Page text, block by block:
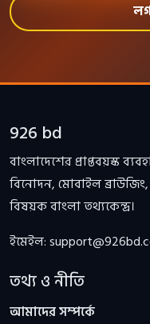
926 bd
বাংলাদেশের প্রাপ্তবয়স্ক
বিনোদন, মোবাইল
বিষয়ক বাংলা তথ্যকেন্দ্র।
ইমেইল:
তথ্য ও নীতি
আমাদের সম্পর্কে